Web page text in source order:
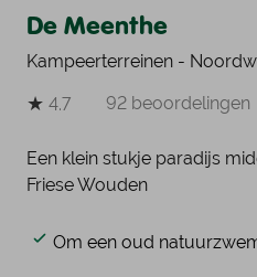
De Meenthe
Kampeerterreinen -
★ 4.7 92 beoordelingen
Een klein stukje paradijs
Friese Wouden
Om een oud